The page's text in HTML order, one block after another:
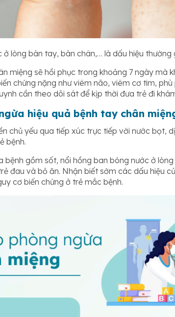
ở lòng bàn tay, bàn chân,… là dấu hiệu
miệng sẽ hồi phục trong khoảng 7 ngày mà
chứng nặng như viêm não, viêm cơ tim,
cần theo dõi sát để kịp thời đưa trẻ đi
hiệu quả bệnh tay chân
chủ yếu qua tiếp xúc trực tiếp với nước bọt,
bệnh.
bệnh gồm sốt, nổi hồng ban bóng nước ở
đau và bỏ ăn. Nhận biết sớm các dấu hiệu
cơ biến chứng ở trẻ mắc bệnh.